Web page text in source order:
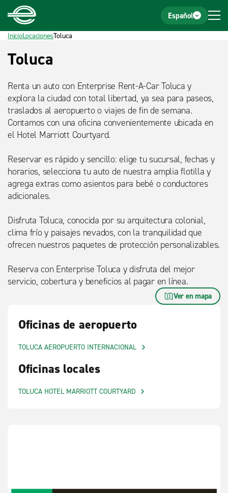
Inicio
Pie de página
Español
InicioLocacionesToluca
Título
Toluca
Renta un auto con Enterprise Rent-A-Car Toluca y
explora la ciudad con total libertad, ya sea para paseos,
traslados al aeropuerto o viajes de fin de semana.
Contamos con una oficina convenientemente ubicada en
el Hotel Marriott Courtyard.
Reservar es rápido y sencillo: elige tu sucursal, fechas y
horarios, selecciona tu auto de nuestra amplia flotilla y
agrega extras como asientos para bebé o conductores
adicionales.
Disfruta Toluca, conocida por su arquitectura colonial,
clima frío y paisajes nevados, con la tranquilidad que
ofrecen nuestros paquetes de protección personalizables.
Reserva con Enterprise Toluca y disfruta del mejor
servicio, cobertura y beneficios al pagar en línea.
Ver en mapa
Oficinas de aeropuerto
TOLUCA AEROPUERTO INTERNACIONAL
Oficinas locales
TOLUCA HOTEL MARRIOTT COURTYARD